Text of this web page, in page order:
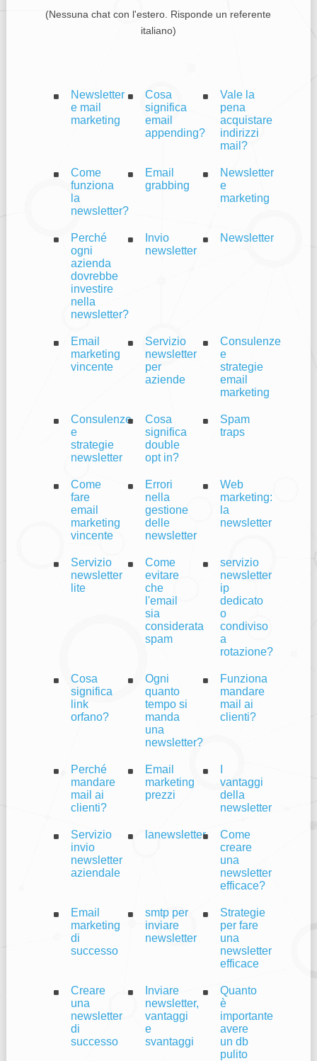
(Nessuna chat con l'estero. Risponde un referente
italiano)
Newsletter
e mail
marketing
Cosa
significa
email
appending?
Vale la
pena
acquistare
indirizzi
mail?
Come
funziona
la
newsletter?
Email
grabbing
Newsletter
e
marketing
Perché
ogni
azienda
dovrebbe
investire
nella
newsletter?
Invio
newsletter
Newsletter
Email
marketing
vincente
Servizio
newsletter
per
aziende
Consulenze
e
strategie
email
marketing
Consulenze
e
strategie
newsletter
Cosa
significa
double
opt in?
Spam
traps
Come
fare
email
marketing
vincente
Errori
nella
gestione
delle
newsletter
Web
marketing:
la
newsletter
Servizio
newsletter
lite
Come
evitare
che
l'email
sia
considerata
spam
servizio
newsletter
ip
dedicato
o
condiviso
a
rotazione?
Cosa
significa
link
orfano?
Ogni
quanto
tempo si
manda
una
newsletter?
Funziona
mandare
mail ai
clienti?
Perché
mandare
mail ai
clienti?
Email
marketing
prezzi
vantaggi
della
newsletter
Servizio
invio
newsletter
aziendale
lanewsletter
Come
creare
una
newsletter
efficace?
Email
marketing
di
successo
smtp per
inviare
newsletter
Strategie
per fare
una
newsletter
efficace
Creare
una
newsletter
di
successo
Inviare
newsletter,
vantaggi
e
svantaggi
Quanto
è
importante
avere
un db
pulito